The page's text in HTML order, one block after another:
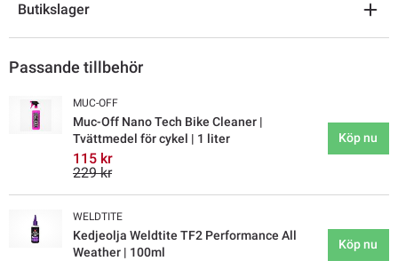
Butikslager
Passande tillbehör
MUC-OFF
Muc-Off Nano Tech Bike Cleaner |
Tvättmedel för cykel | 1 liter
115 kr
229 kr
Köp nu
WELDTITE
Kedjeolja Weldtite TF2 Performance All
Weather | 100ml
Köp nu